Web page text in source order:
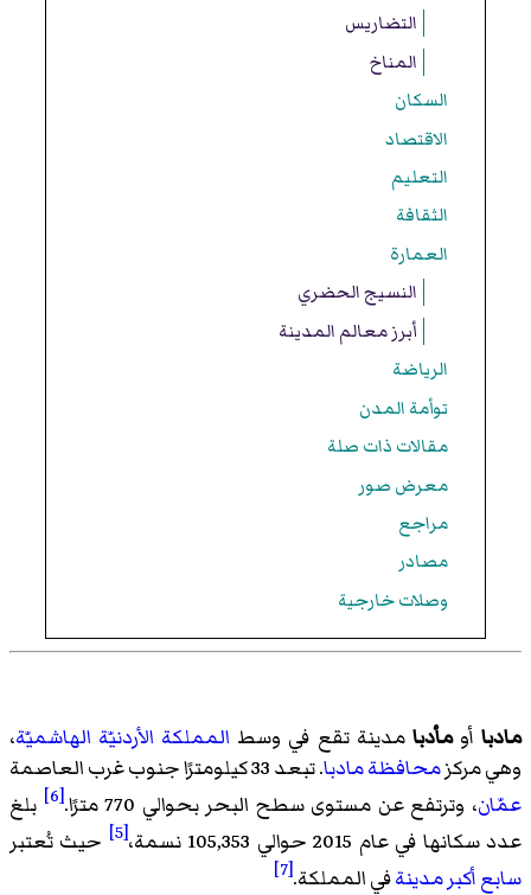
التضاريس
المناخ
السكان
الاقتصاد
التعليم
الثقافة
العمارة
النسيج الحضري
أبرز معالم المدينة
الرياضة
توأمة المدن
مقالات ذات صلة
معرض صور
مراجع
مصادر
وصلات خارجية
مادباأومأدبا مدينة تقع في وسط المملكة الأردنيّة الهاشميّة،
وهي مركزمحافظة مادبا. تبعد 33 كيلومترًا جنوب غرب العاصمة
عمّان، وترتفع عن مستوى سطح البحر بحوالي 770 مترًا. [6]
بلغ
عدد سكانها في عام 2015 حوالي 105,353 نسمة،
[5]
حيث تُعتبر
سابع أكبر مدينةفي المملكة.[7]